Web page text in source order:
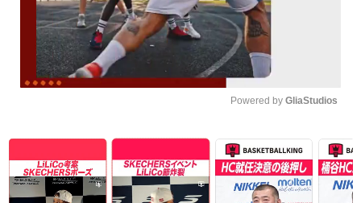
Powered by GliaStudios